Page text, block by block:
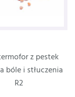
z pestek
bóle i stłuczenia
R2